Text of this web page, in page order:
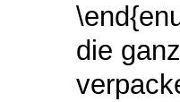
die